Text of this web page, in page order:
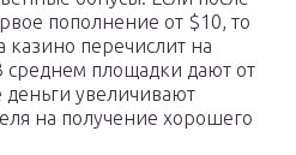
пополнение от $10, то
казино перечислит на
среднем площадки дают от
увеличивают
на получение хорошего